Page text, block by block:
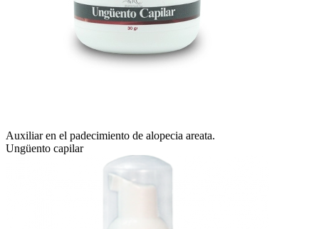
Auxiliar en el padecimiento de alopecia areata.
Ungüento capilar